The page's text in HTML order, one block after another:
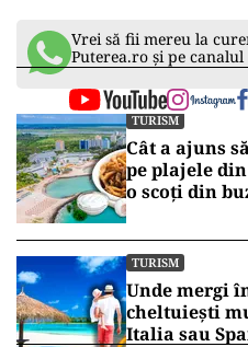
Vrei să fii mereu la
Puterea.ro și pe
TURISM
Cât a ajuns
pe plajele
o scoți din
Nord
TURISM
Unde mergi
cheltuiești
Italia sau